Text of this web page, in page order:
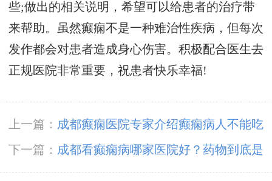
些;做出的相关说明，希望可以给患者的治疗带
来帮助。虽然癫痫不是一种难治性疾病，但每次
发作都会对患者造成身心伤害。积极配合医生去
正规医院非常重要，祝患者快乐幸福!
上一篇： 成都癫痫医院专家介绍癫痫病人不能吃
什么?
下一篇： 成都看癫痫病哪家医院好？药物到底是
怎么治疗癫痫病的?